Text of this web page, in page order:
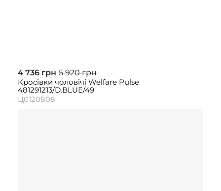
4 736 грн 5 920 грн
Кросівки чоловічі Welfare Pulse
481291213/D.BLUE/49
Ц0120808